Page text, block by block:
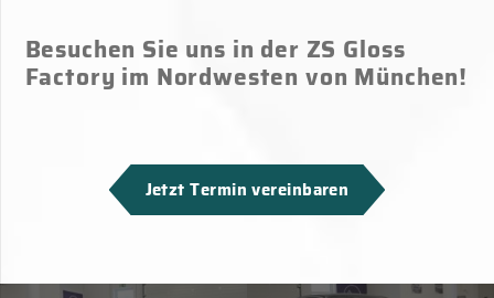
Besuchen Sie uns in der ZS Gloss
Factory im Nordwesten von München!
Jetzt Termin vereinbaren